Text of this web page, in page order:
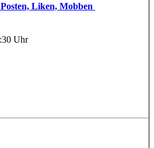
Liken, Mobben
Uhr